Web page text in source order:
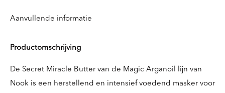
Aanvullende informatie
Productomschrijving
De Secret Miracle Butter van de Magic Arganoil lijn van
Nook is een herstellend en intensief voedend masker voor